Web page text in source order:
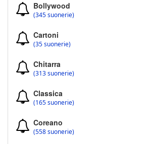
Bollywood
(345 suonerie)
Cartoni
(35 suonerie)
Chitarra
(313 suonerie)
Classica
(165 suonerie)
Coreano
(558 suonerie)